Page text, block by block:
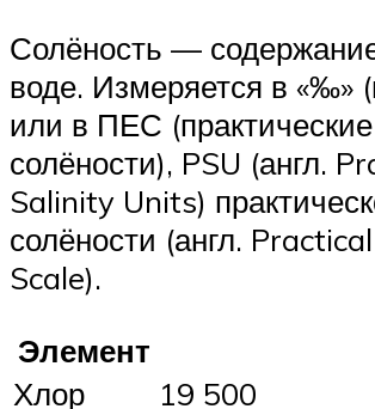
Солёность —
воде. Измеряется в «‰»
или в ПЕС
солёности), PSU (англ.
Salinity Units)
солёности (англ.
Scale).
Элемент
Хлор
19 500